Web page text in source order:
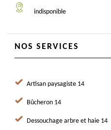
indisponible
NOS SERVICES
Artisan paysagiste 14
Bûcheron 14
Dessouchage arbre et haie 14